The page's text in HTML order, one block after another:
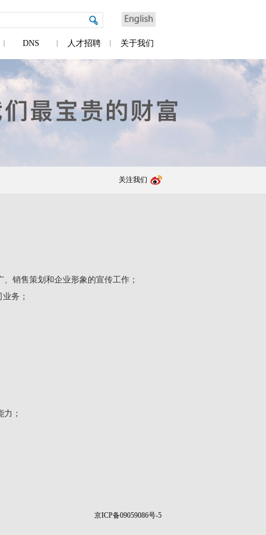
DNS 人才招聘 关于我们
关注我们
销售策划和企业形象的宣传工作；
务；
；
京ICP备09059086号-5